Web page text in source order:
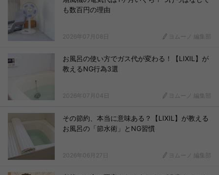
も数百円の理由
2026年07月08日 ヨムーノ 編集部
お風呂の使い方でガス代が変わる！【LIXIL】が
教えるNG行為3選
2026年07月04日 ヨムーノ 編集部
その節約、本当に意味ある？【LIXIL】が教える
お風呂の「節水術」とNG習慣
2026年06月27日 ヨムーノ 編集部